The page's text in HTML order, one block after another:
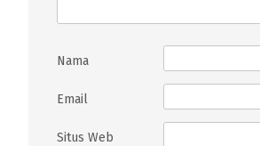
Nama
Email
Situs Web